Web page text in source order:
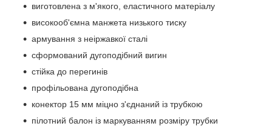
виготовлена з м'якого, еластичного матеріалу
високооб'ємна манжета низького тиску
армування з неіржавкої сталі
сформований дугоподібний вигин
стійка до перегинів
профільована дугоподібна
конектор 15 мм міцно з'єднаний із трубкою
пілотний балон із маркуванням розміру трубки